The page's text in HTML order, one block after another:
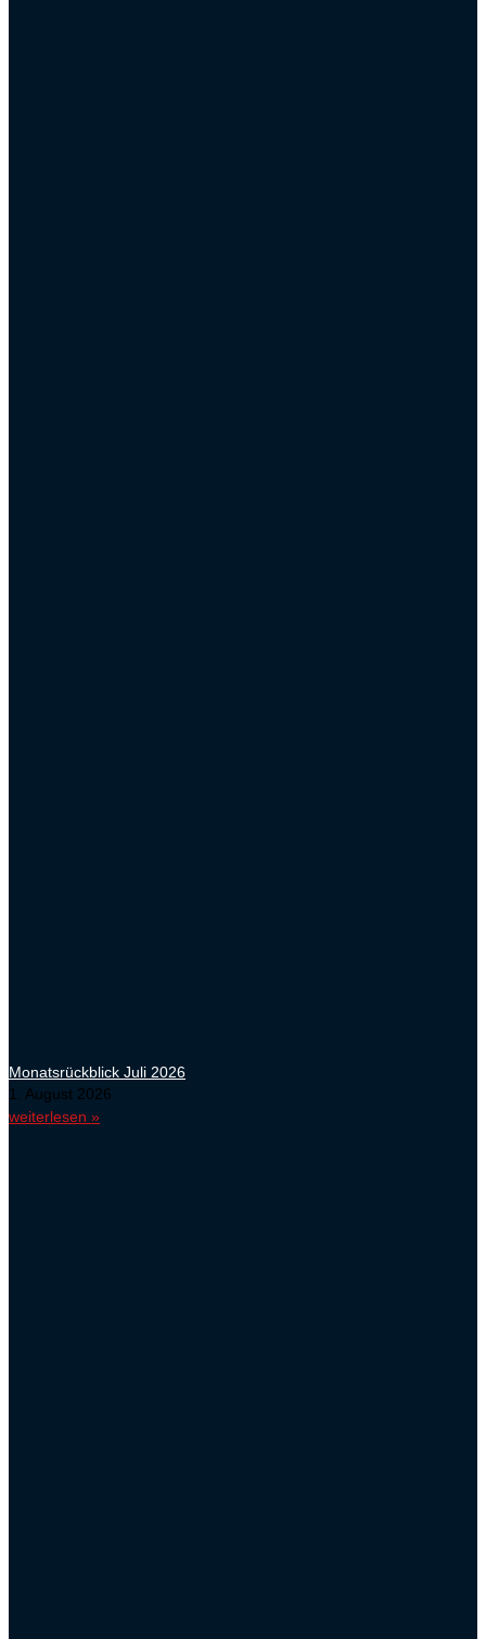
Monatsrückblick Juli 2026
1. August 2026
weiterlesen »